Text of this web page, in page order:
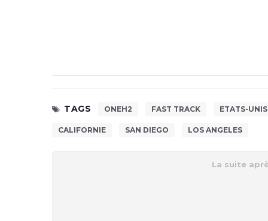
TAGS
ONEH2 FAST TRACK ETATS-UNIS
CALIFORNIE SAN DIEGO LOS ANGELES